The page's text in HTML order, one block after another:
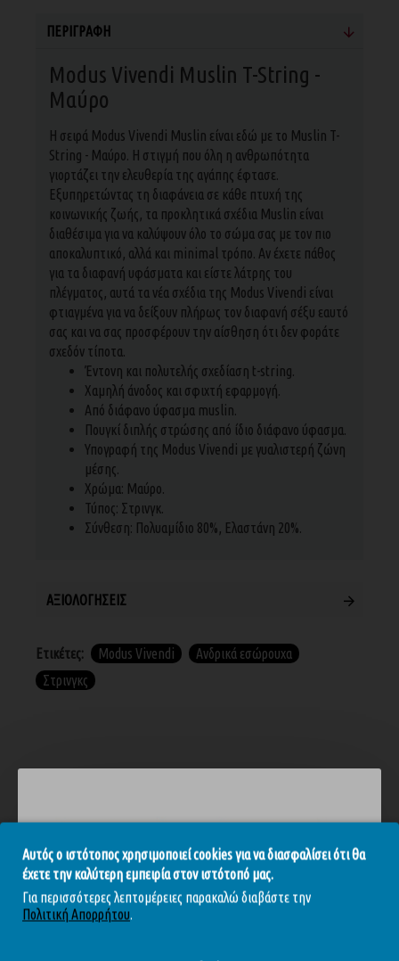
Αυτός ο ιστότοπος χρησιμοποιεί cookies για να διασφαλίσει ότι θα
έχετε την καλύτερη εμπειρία στον ιστότοπό μας.
Για περισσότερες λεπτομέρειες παρακαλώ διαβάστε την
Πολιτική Απορρήτου.
ΠΕΡΙΓΡΑΦΉ
Modus Vivendi Muslin T-String -
Μαύρο
H σειρά Modus Vivendi Muslin είναι εδώ με το Muslin T-
String - Μαύρο. Η στιγμή που όλη η ανθρωπότητα
γιορτάζει την ελευθερία της αγάπης έφτασε.
Εξυπηρετώντας τη διαφάνεια σε κάθε πτυχή της
κοινωνικής ζωής, τα προκλητικά σχέδια Muslin είναι
διαθέσιμα για να καλύψουν όλο το σώμα σας με τον πιο
αποκαλυπτικό, αλλά και minimal τρόπο. Αν έχετε πάθος
για τα διαφανή υφάσματα και είστε λάτρης του
πλέγματος, αυτά τα νέα σχέδια της Modus Vivendi είναι
φτιαγμένα για να δείξουν πλήρως τον διαφανή σέξυ εαυτό
σας και να σας προσφέρουν την αίσθηση ότι δεν φοράτε
σχεδόν τίποτα.
Έντονη και πολυτελής σχεδίαση t-string.
Χαμηλή άνοδος και σφιχτή εφαρμογή.
Από διάφανο ύφασμα muslin.
Πουγκί διπλής στρώσης από ίδιο διάφανο ύφασμα.
Υπογραφή της Modus Vivendi με γυαλιστερή ζώνη
μέσης.
Χρώμα: Mαύρο.
Τύπος: Στρινγκ.
Σύνθεση: Πολυαμίδιο 80%, Ελαστάνη 20%.
ΑΞΙΟΛΟΓΉΣΕΙΣ
Ετικέτες: Modus Vivendi
Ανδρικά εσώρουχα
Στρινγκς
-20 %
ΕΞΑΝΤΛΉΘΗΚΕ